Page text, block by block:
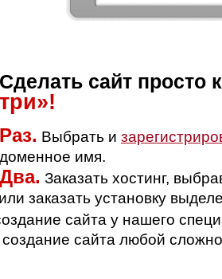
Сделать сайт просто
три»!
Раз. Выбрать и
доменное имя.
Два. Заказать хостинг,
заказать установку
сайта у нашего
сайта любой